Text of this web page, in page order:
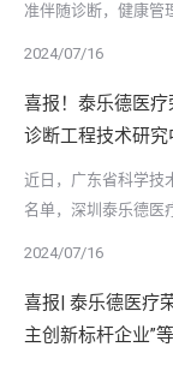
准伴随诊断，健康管
2024/07/16
喜报！泰乐德医
诊断工程技术研究
近日，广东省科学技
名单，深圳泰乐德医
2024/07/16
喜报| 泰乐德医疗
主创新标杆企业”